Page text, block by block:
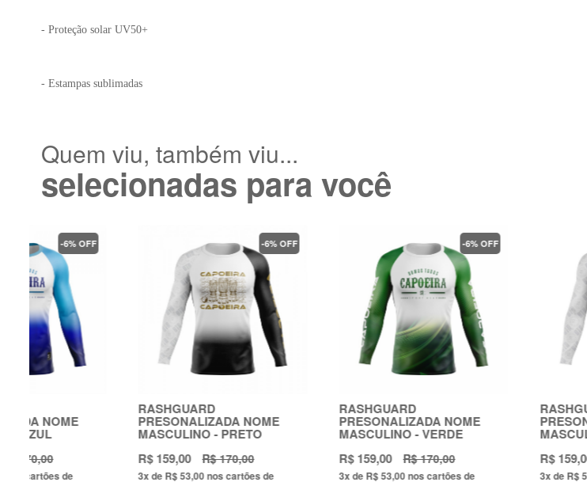
- Proteção solar UV50+
- Estampas sublimadas
Quem viu, também viu...
selecionadas para você
PRESONALIZADA NOME
MASCULINO - PRETO
-6% OFF
R$ 159,00 R$ 170,00
3xdeR$ 53,00
nos cartões de
PRESONALIZADA NOME
MASCULINO - VERDE
-6% OFF
R$ 159,00 R$ 170,00
3xdeR$ 53,00
nos cartões de
PRESONALIZADA
MASCULINO - MARROM
-
R$ 159,00 R$ 170,00
3xdeR$ 53,00
nos cartões de